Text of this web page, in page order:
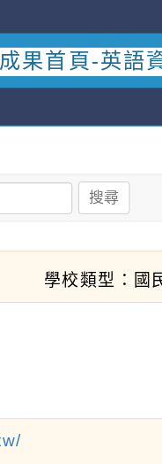
果首頁-英語
搜尋
學校類型：國